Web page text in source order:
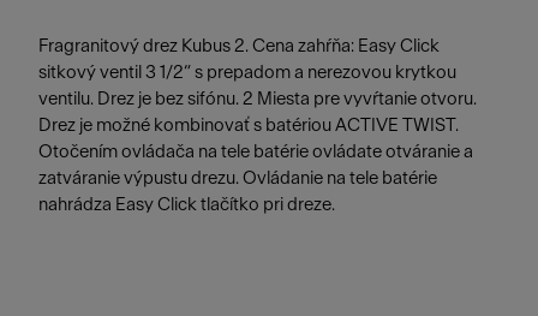
Fragranitový drez Kubus 2. Cena zahŕňa: Easy Click
sitkový ventil 3 1/2“ s prepadom a nerezovou krytkou
ventilu. Drez je bez sifónu. 2 Miesta pre vyvŕtanie otvoru.
Drez je možné kombinovať s batériou ACTIVE TWIST.
Otočením ovládača na tele batérie ovládate otváranie a
zatváranie výpustu drezu. Ovládanie na tele batérie
nahrádza Easy Click tlačítko pri dreze.